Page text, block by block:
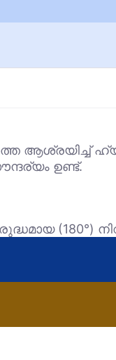
ആശ്രയിച്ച്
ഉണ്ട്.